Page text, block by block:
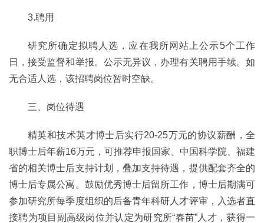
3.聘用
研究所确定拟聘人选，应在我所网站上公示5个工作
日，接受监督和举报。公示无异议，办理有关聘用手续。如
无合适人选，该招聘岗位暂时空缺。
三、岗位待遇
精英和技术英才博士后实行20-25万元的协议薪酬，全
职博士后年薪16万元，可推荐申报国家、中国科学院、福建
省的相关博士后支持计划，叠加支持待遇，提供配套齐全的
博士后专属公寓。鼓励优秀博士后留所工作，博士后期满可
参加研究所每季度组织的后备青年科研人才评审，入选者直
接聘为项目副高级岗位并认定为研究所“春苗”人才，获得一